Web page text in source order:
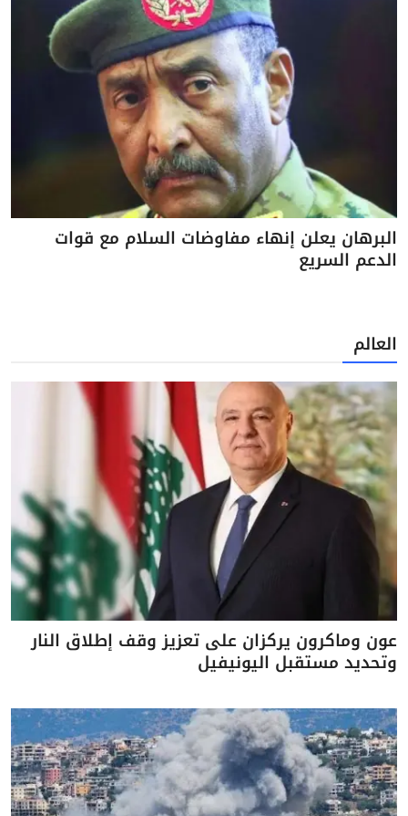
البرهان يعلن إنهاء مفاوضات السلام مع قوات
الدعم السريع
العالم
عون وماكرون يركزان على تعزيز وقف إطلاق النار
وتحديد مستقبل اليونيفيل